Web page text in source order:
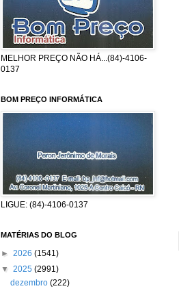
MELHOR PREÇO NÃO HÁ...(84)-4106-
0137
BOM PREÇO INFORMÁTICA
LIGUE: (84)-4106-0137
MATÉRIAS DO BLOG
► 2026 (1541)
▼ 2025 (2991)
dezembro(222)